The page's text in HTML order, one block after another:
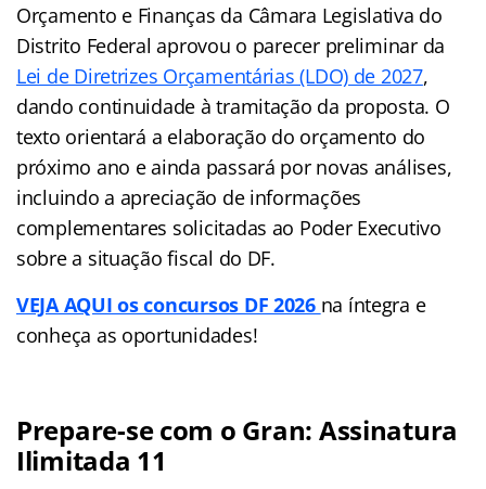
Orçamento e Finanças da Câmara Legislativa do
Distrito Federal aprovou o parecer preliminar da
Lei de Diretrizes Orçamentárias (LDO) de 2027,
dando continuidade à tramitação da proposta. O
texto orientará a elaboração do orçamento do
próximo ano e ainda passará por novas análises,
incluindo a apreciação de informações
complementares solicitadas ao Poder Executivo
sobre a situação fiscal do DF.
VEJA AQUI os concursos DF 2026 na íntegra e
conheça as oportunidades!
Prepare-se com o Gran: Assinatura
Ilimitada 11